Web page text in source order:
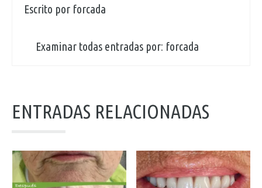
Escrito por forcada
Examinar todas entradas por: forcada
ENTRADAS RELACIONADAS